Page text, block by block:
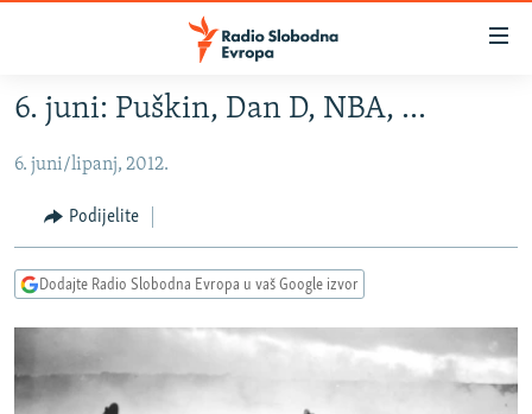
Pređite
na
glavni
sadržaj
Pređite
na
glavnu
navigaciju
Pređite
pretragu
VIJESTI
BOSNA I HERCEGOVINA
SRBIJA
KOSOVO
CRNA GORA
PODCASTI
6. juni: Puškin, Dan D, NBA, ...
6. juni/lipanj, 2012.
Podijelite
Dodajte Radio Slobodna Evropa u vaš Google izvor